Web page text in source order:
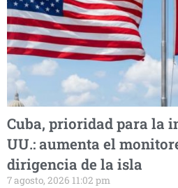
Cuba, prioridad para la
UU.: aumenta el
dirigencia de la isla
7 agosto, 2026 11:02 pm